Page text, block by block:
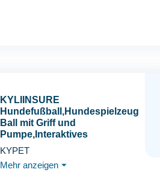
KYLIINSURE
Hundefußball,Hundespielzeug
Ball mit Griff und
Pumpe,Interaktives
Haustierspielzeug,Premium
Hundefußball Spielzeug für
Mittlere Große Hunde Indoor &
KYPET
Mehr anzeigen ⏷